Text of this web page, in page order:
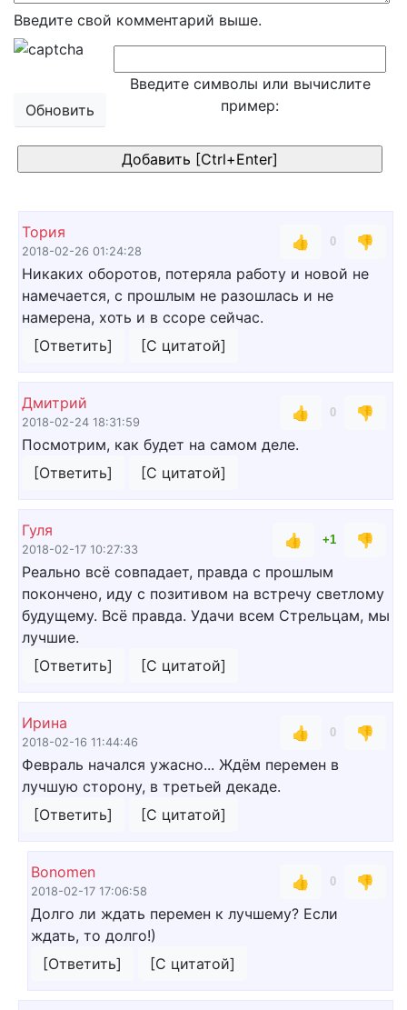
Введите свой комментарий выше.
Обновить
Введите символы или вычислите
пример:
Тория
2018-02-26 01:24:28
👍 0
👎
Никаких оборотов, потеряла работу и новой не
намечается, с прошлым не разошлась и не
намерена, хоть и в ссоре сейчас.
[Ответить]
[С цитатой]
Дмитрий
2018-02-24 18:31:59
👍 0
👎
Посмотрим, как будет на самом деле.
[Ответить]
[С цитатой]
Гуля
2018-02-17 10:27:33
👍 +1
👎
Реально всё совпадает, правда с прошлым
покончено, иду с позитивом на встречу светлому
будущему. Всё правда. Удачи всем Стрельцам, мы
лучшие.
[Ответить]
[С цитатой]
Ирина
2018-02-16 11:44:46
👍 0
👎
Февраль начался ужасно... Ждём перемен в
лучшую сторону, в третьей декаде.
[Ответить]
[С цитатой]
Bonomen
2018-02-17 17:06:58
👍 0
👎
Долго ли ждать перемен к лучшему? Если
ждать, то долго!)
[Ответить]
[С цитатой]